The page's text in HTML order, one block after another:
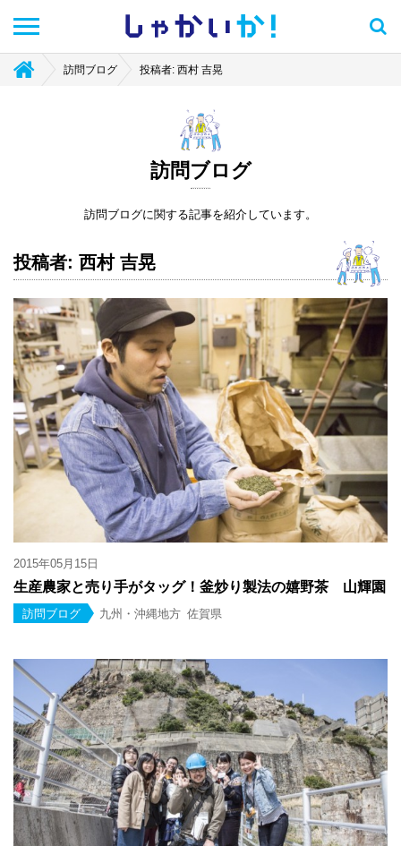
しゃかい か！
訪問ブログ 投稿者: 西村 吉晃
訪問ブログ
訪問ブログに関する記事を紹介しています。
投稿者: 西村 吉晃
2015年05月15日
生産農家と売り手がタッグ！釜炒り製法の嬉野茶 山輝園
訪問ブログ 九州・沖縄地方 佐賀県